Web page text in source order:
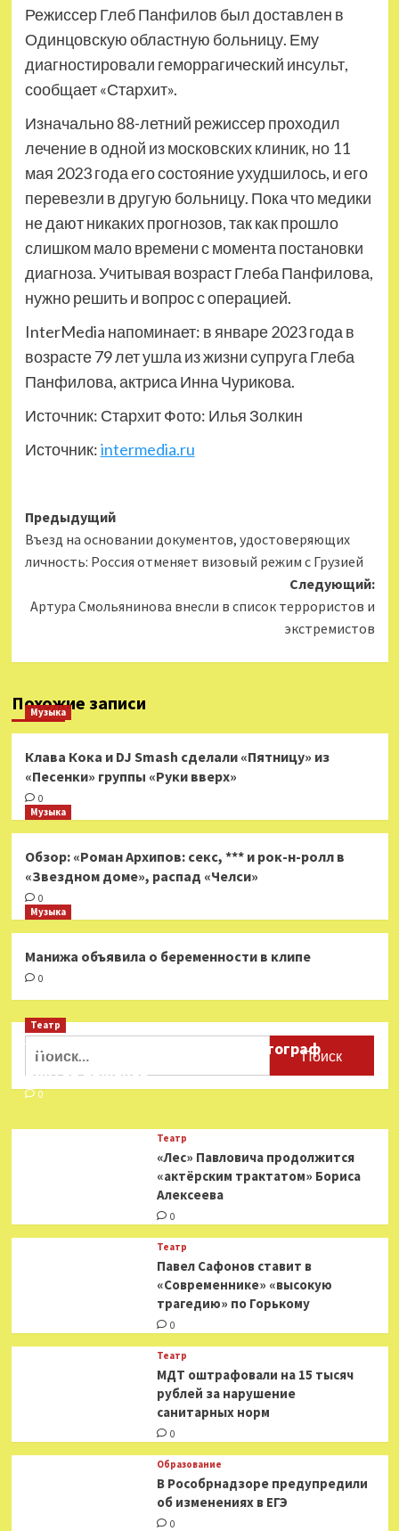
Режиссер Глеб Панфилов был доставлен в
Одинцовскую областную больницу. Ему
диагностировали геморрагический инсульт,
сообщает «Стархит».
Изначально 88-летний режиссер проходил
лечение в одной из московских клиник, но 11
мая 2023 года его состояние ухудшилось, и его
перевезли в другую больницу. Пока что медики
не дают никаких прогнозов, так как прошло
слишком мало времени с момента постановки
диагноза. Учитывая возраст Глеба Панфилова,
нужно решить и вопрос с операцией.
InterMedia напоминает: в январе 2023 года в
возрасте 79 лет ушла из жизни супруга Глеба
Панфилова, актриса Инна Чурикова.
Источник: Стархит Фото: Илья Золкин
Источник:intermedia.ru
Навигация
записи
Предыдущий
Въезд на основании документов, удостоверяющих
личность: Россия отменяет визовый режим с Грузией
Следующий:
Артура Смольянинова внесли в список террористов и
экстремистов
Похожие записи
Музыка
Клава Кока и DJ Smash сделали «Пятницу» из
«Песенки» группы «Руки вверх»
0
Музыка
Обзор: «Роман Архипов: секс, *** и рок-н-ролл в
«Звездном доме», распад «Челси»
0
Музыка
Манижа объявила о беременности в клипе
0
Найти:
Театр
Ушёл из жизни театральный фотограф
Виктор Баженов
0
Театр
«Лес» Павловича продолжится
«актёрским трактатом» Бориса
Алексеева
0
Театр
Павел Сафонов ставит в
«Современнике» «высокую
трагедию» по Горькому
0
Театр
МДТ оштрафовали на 15 тысяч
рублей за нарушение
санитарных норм
0
Образование
В Рособрнадзоре предупредили
об изменениях в ЕГЭ
0